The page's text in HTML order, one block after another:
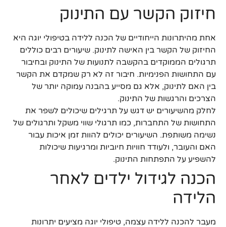
חיזוק הקשר עם התינוק
אחת מהיתרונות הייחודיים של הכנה ללידה בטיפולי יוגה היא
החיזוק של הקשר בין האישה לתינוק. שיעורים רבים כוללים
תרגולים הממוקדים בהקשבה לתנועות של התינוק ובחיבור
עם התחושות הפנימיות. חיבור זה לא רק שמקדם את הקשר
בין האם לתינוק, אלא גם מסייע בהבנה עמוקה יותר של
הצרכים והרגשות של התינוק.
לחלק מהשיעורים יש דגש על תרגילים שיכולים לשפר את
התחושות של התחברות, כמו תרגולי שווי משקל ותרגולים של
נשימה משותפת. השיעורים יכולים להוות זמן איכות עבור
האם והעובר, ולעודד חוויות חיוביות ומרגיעות שיכולות
להשפיע על התפתחות התינוק.
הכנה לגידול ילדים לאחר
הלידה
מעבר להכנה ללידה עצמה, טיפולי יוגה מציעים יתרונות